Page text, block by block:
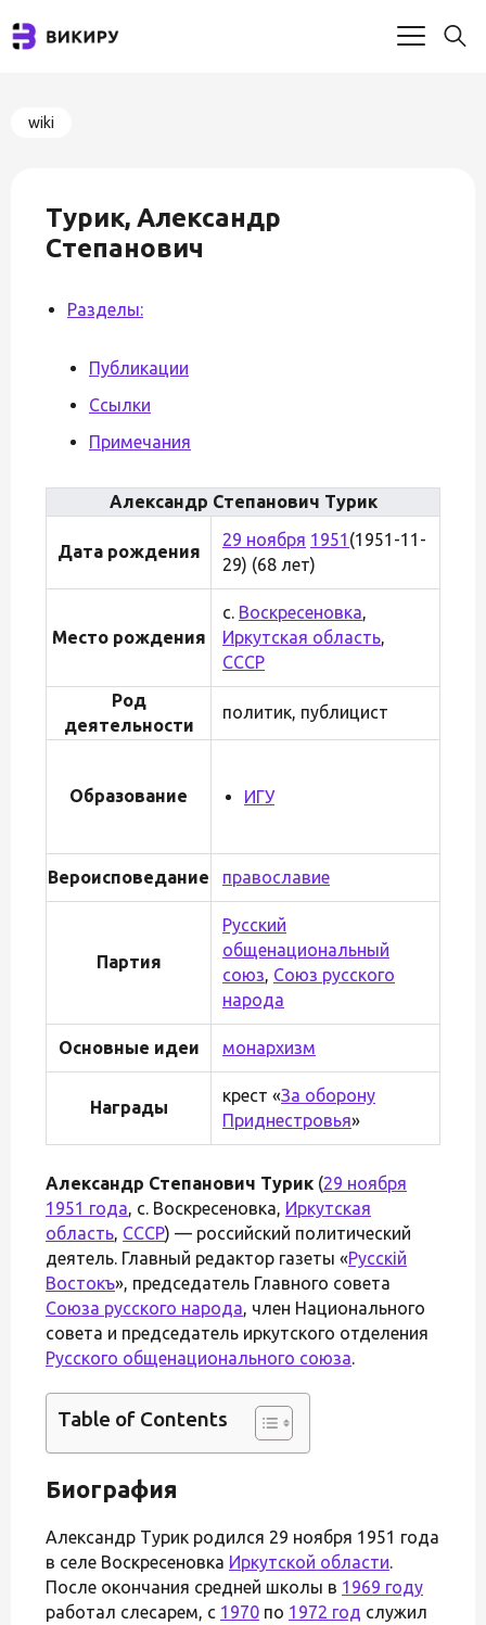
wiki
Турик, Александр
Степанович
Разделы:
Публикации
Ссылки
Примечания
Александр Степанович Турик
Дата рождения
29 ноября 1951 (1951-11-
29) (68 лет)
Место рождения
с. Воскресеновка,
Иркутская область,
СССР
Род
деятельности
политик, публицист
Образование ИГУ
Вероисповедание православие
Партия
Русский
общенациональный
союз, Союз русского
народа
Основные идеи монархизм
Награды
крест «За оборону
Приднестровья»
Александр Степанович Турик (29 ноября
1951 года, с. Воскресеновка, Иркутская
область, СССР) — российский политический
деятель. Главный редактор газеты «Русскій
Востокъ», председатель Главного совета
Союза русского народа, член Национального
совета и председатель иркутского отделения
Русского общенационального союза.
Table of Contents
Биография
Александр Турик родился 29 ноября 1951 года
в селе Воскресеновка Иркутской области.
После окончания средней школы в 1969 году
работал слесарем, с 1970 по 1972 год служил